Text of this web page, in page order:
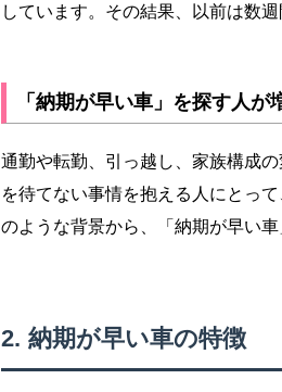
しています。その結果、以前は数
「納期が早い車」を探す人が
通勤や転勤、引っ越し、家族構成
を待てない事情を抱える人にとっ
のような背景から、「納期が早い
納期が早い車の特徴